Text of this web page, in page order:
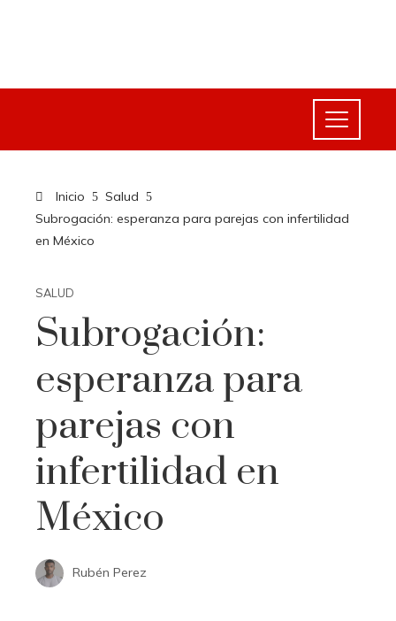
Inicio
Salud
Subrogación: esperanza para parejas con infertilidad
en México
SALUD
Subrogación:
esperanza para
parejas con
infertilidad en
México
Rubén Perez